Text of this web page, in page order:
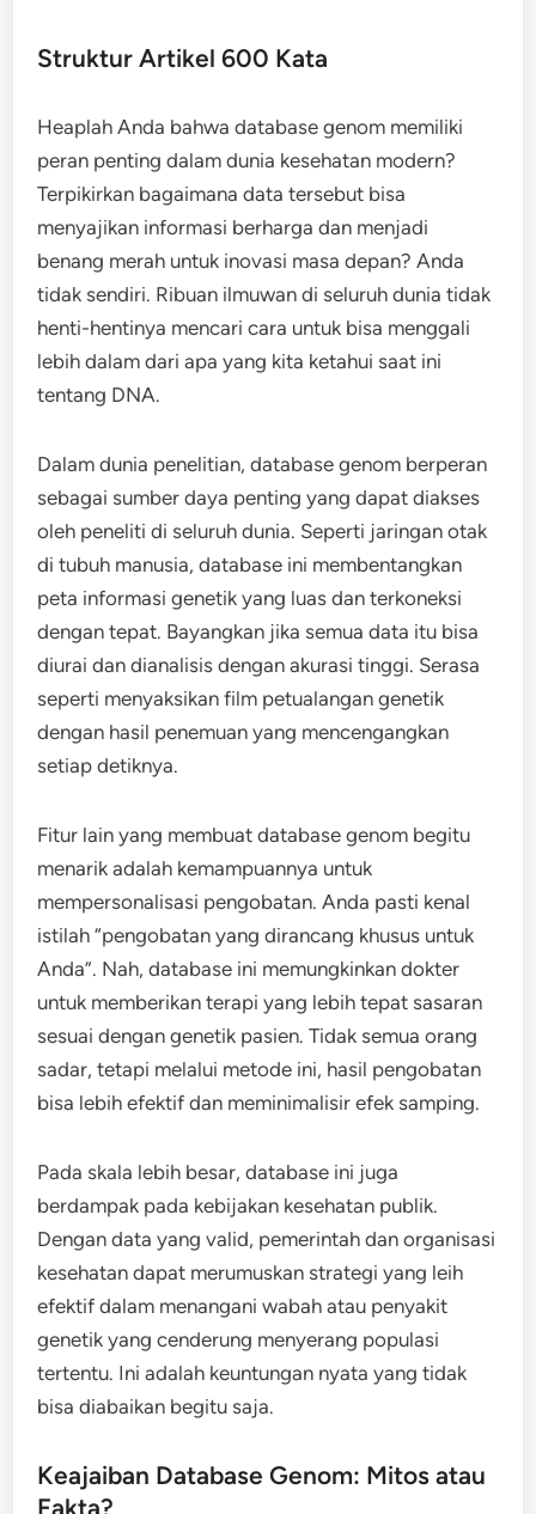
Struktur Artikel 600 Kata
Heaplah Anda bahwa database genom memiliki
peran penting dalam dunia kesehatan modern?
Terpikirkan bagaimana data tersebut bisa
menyajikan informasi berharga dan menjadi
benang merah untuk inovasi masa depan? Anda
tidak sendiri. Ribuan ilmuwan di seluruh dunia tidak
henti-hentinya mencari cara untuk bisa menggali
lebih dalam dari apa yang kita ketahui saat ini
tentang DNA.
Dalam dunia penelitian, database genom berperan
sebagai sumber daya penting yang dapat diakses
oleh peneliti di seluruh dunia. Seperti jaringan otak
di tubuh manusia, database ini membentangkan
peta informasi genetik yang luas dan terkoneksi
dengan tepat. Bayangkan jika semua data itu bisa
diurai dan dianalisis dengan akurasi tinggi. Serasa
seperti menyaksikan film petualangan genetik
dengan hasil penemuan yang mencengangkan
setiap detiknya.
Fitur lain yang membuat database genom begitu
menarik adalah kemampuannya untuk
mempersonalisasi pengobatan. Anda pasti kenal
istilah “pengobatan yang dirancang khusus untuk
Anda”. Nah, database ini memungkinkan dokter
untuk memberikan terapi yang lebih tepat sasaran
sesuai dengan genetik pasien. Tidak semua orang
sadar, tetapi melalui metode ini, hasil pengobatan
bisa lebih efektif dan meminimalisir efek samping.
Pada skala lebih besar, database ini juga
berdampak pada kebijakan kesehatan publik.
Dengan data yang valid, pemerintah dan organisasi
kesehatan dapat merumuskan strategi yang leih
efektif dalam menangani wabah atau penyakit
genetik yang cenderung menyerang populasi
tertentu. Ini adalah keuntungan nyata yang tidak
bisa diabaikan begitu saja.
Keajaiban Database Genom: Mitos atau
Fakta?